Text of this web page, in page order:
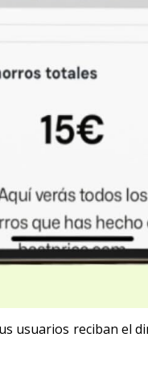
usuarios reciban el